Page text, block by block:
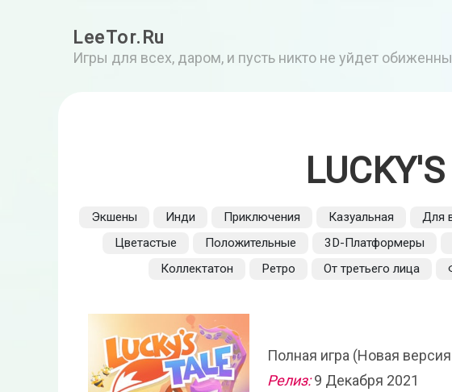
LeeTor.Ru
Игры для всех, даром, и пусть никто не уйдет
Экшены Инди Приключения Казуальная Для
Цветастые
Положительные 3D-Платформеры
Коллектатон
Ретро От третьего лица
Полная игра (Новая
Релиз:9 Декабря 2021